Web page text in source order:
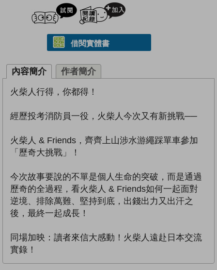
試閲
借閱實體書
內容簡介 作者簡介
火柴人行得，你都得！
經歷投考消防員一役，火柴人今次又有新挑戰──
火柴人 & Friends，齊齊上山涉水游繩踩單車參加
「歷奇大挑戰」！
今次故事要說的不單是個人生命的突破，而是通過
歷奇的全過程，看火柴人 & Friends如何一起面對
逆境、排除萬難、堅持到底，出錢出力又出汗之
後，最終一起成長！
同場加映：讀者來信大感動！火柴人遠赴日本交流
實錄！